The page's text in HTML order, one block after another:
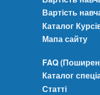
Вартість
Каталог
Мапа сайту
FAQ
Каталог
Статті